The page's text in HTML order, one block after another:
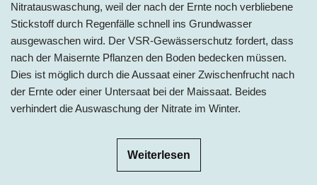
Nitratauswaschung, weil der nach der Ernte noch verbliebene
Stickstoff durch Regenfälle schnell ins Grundwasser
ausgewaschen wird. Der VSR-Gewässerschutz fordert, dass
nach der Maisernte Pflanzen den Boden bedecken müssen.
Dies ist möglich durch die Aussaat einer Zwischenfrucht nach
der Ernte oder einer Untersaat bei der Maissaat. Beides
verhindert die Auswaschung der Nitrate im Winter.
Weiterlesen